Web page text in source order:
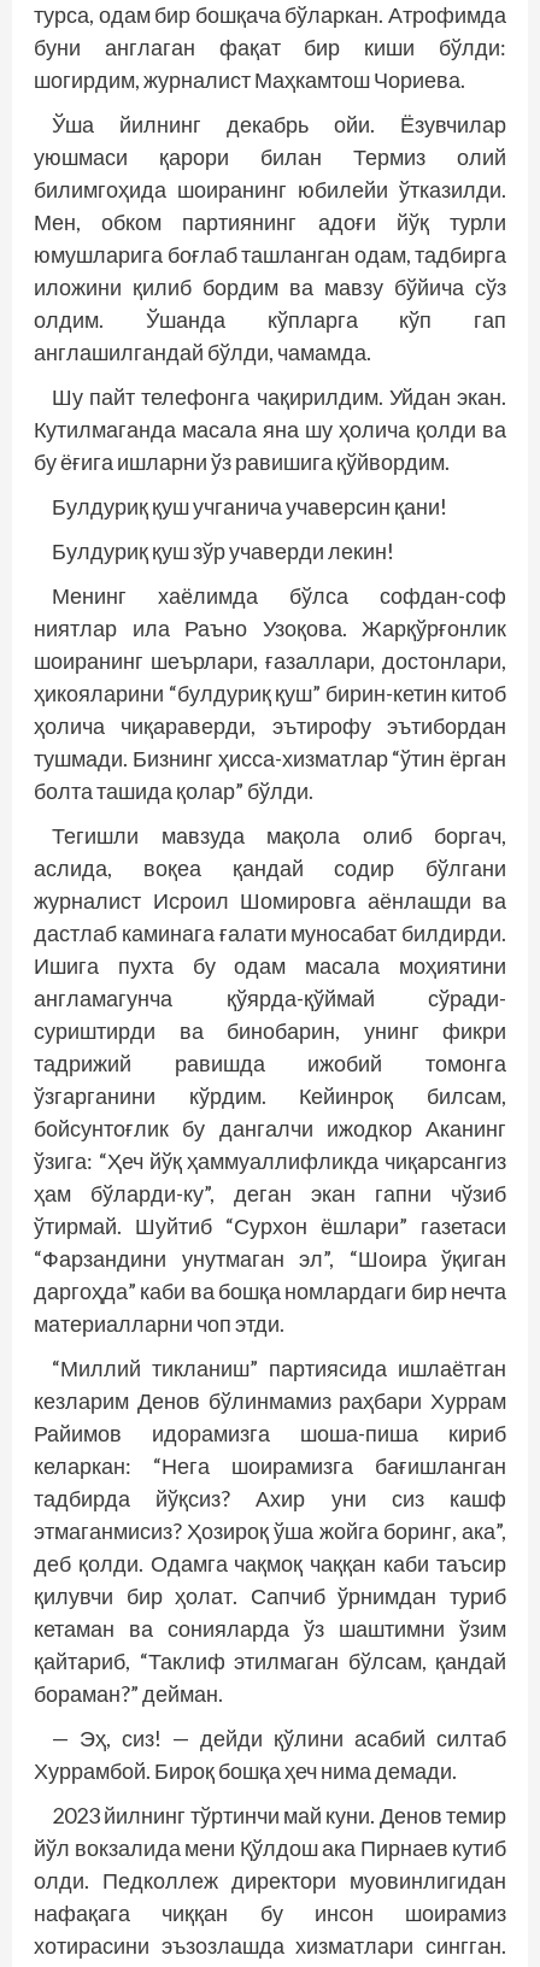
турса, одам бир бошқача бўларкан. Атрофимда
буни англаган фақат бир киши бўлди:
шогирдим, журналист Маҳкамтош Чориева.
Ўша йилнинг декабрь ойи. Ёзувчилар
уюшмаси қарори билан Термиз олий
билимгоҳида шоиранинг юбилейи ўтказилди.
Мен, обком партиянинг адоғи йўқ турли
юмушларига боғлаб ташланган одам, тадбирга
иложини қилиб бордим ва мавзу бўйича сўз
олдим. Ўшанда кўпларга кўп гап
англашилгандай бўлди, чамамда.
Шу пайт телефонга чақирилдим. Уйдан экан.
Кутилмаганда масала яна шу ҳолича қолди ва
бу ёғига ишларни ўз равишига қўйвордим.
Булдуриқ қуш учганича учаверсин қани!
Булдуриқ қуш зўр учаверди лекин!
Менинг хаёлимда бўлса софдан-соф
ниятлар ила Раъно Узоқова. Жарқўрғонлик
шоиранинг шеърлари, ғазаллари, достонлари,
ҳикояларини “булдуриқ қуш” бирин-кетин китоб
ҳолича чиқараверди, эътирофу эътибордан
тушмади. Бизнинг ҳисса-хизматлар “ўтин ёрган
болта ташида қолар” бўлди.
Тегишли мавзуда мақола олиб боргач,
аслида, воқеа қандай содир бўлгани
журналист Исроил Шомировга аёнлашди ва
дастлаб каминага ғалати муносабат билдирди.
Ишига пухта бу одам масала моҳиятини
англамагунча қўярда-қўймай сўради-
суриштирди ва бинобарин, унинг фикри
тадрижий равишда ижобий томонга
ўзгарганини кўрдим. Кейинроқ билсам,
бойсунтоғлик бу дангалчи ижодкор Аканинг
ўзига: “Ҳеч йўқ ҳаммуаллифликда чиқарсангиз
ҳам бўларди-ку”, деган экан гапни чўзиб
ўтирмай. Шуйтиб “Сурхон ёшлари” газетаси
“Фарзандини унутмаган эл”, “Шоира ўқиган
даргоҳда” каби ва бошқа номлардаги бир нечта
материалларни чоп этди.
“Миллий тикланиш” партиясида ишлаётган
кезларим Денов бўлинмамиз раҳбари Хуррам
Райимов идорамизга шоша-пиша кириб
келаркан: “Нега шоирамизга бағишланган
тадбирда йўқсиз? Ахир уни сиз кашф
этмаганмисиз? Ҳозироқ ўша жойга боринг, ака”,
деб қолди. Одамга чақмоқ чаққан каби таъсир
қилувчи бир ҳолат. Сапчиб ўрнимдан туриб
кетаман ва сонияларда ўз шаштимни ўзим
қайтариб, “Таклиф этилмаган бўлсам, қандай
бораман?” дейман.
— Эҳ, сиз! — дейди қўлини асабий силтаб
Хуррамбой. Бироқ бошқа ҳеч нима демади.
2023 йилнинг тўртинчи май куни. Денов темир
йўл вокзалида мени Қўлдош ака Пирнаев кутиб
олди. Педколлеж директори муовинлигидан
нафақага чиққан бу инсон шоирамиз
хотирасини эъзозлашда хизматлари сингган.